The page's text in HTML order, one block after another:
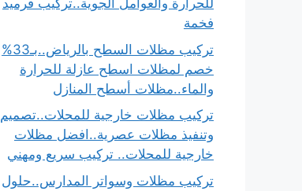
للحرارة والعوامل الجوية..تركيب قرميد
فخمة
تركيب مظلات السطح بالرياض..بـ33%
خصم لمظلات اسطح عازلة للحرارة
والماء..مظلات أسطح المنازل
تركيب مظلات خارجية للمحلات..تصميم
وتنفيذ مظلات عصرية..افضل مظلات
خارجية للمحلات.. تركيب سريع ومهني
تركيب مظلات وسواتر المدارس..حلول